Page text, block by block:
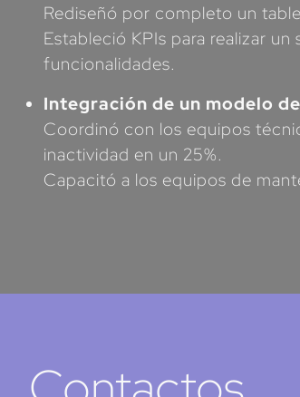
Rediseñó por completo un
Estableció KPIs para realizar
funcionalidades.
Integración de un modelo
Coordinó con los equipos
inactividad en un 25%.
Capacitó a los equipos de